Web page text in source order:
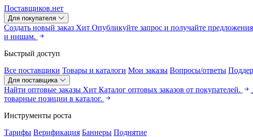
Поставщиков.нет
Для покупателя
Создать новый заказ Хит Опубликуйте запрос и получайте
и нишам.
Быстрый доступ
Все поставщики Товары и каталоги Мои заказы Вопросы/ответы
Для поставщика
Найти оптовые заказы Хит Каталог оптовых заказов от покупателей.
товарные позиции в каталог.
Инструменты роста
Тарифы Верификация Баннеры Поднятие